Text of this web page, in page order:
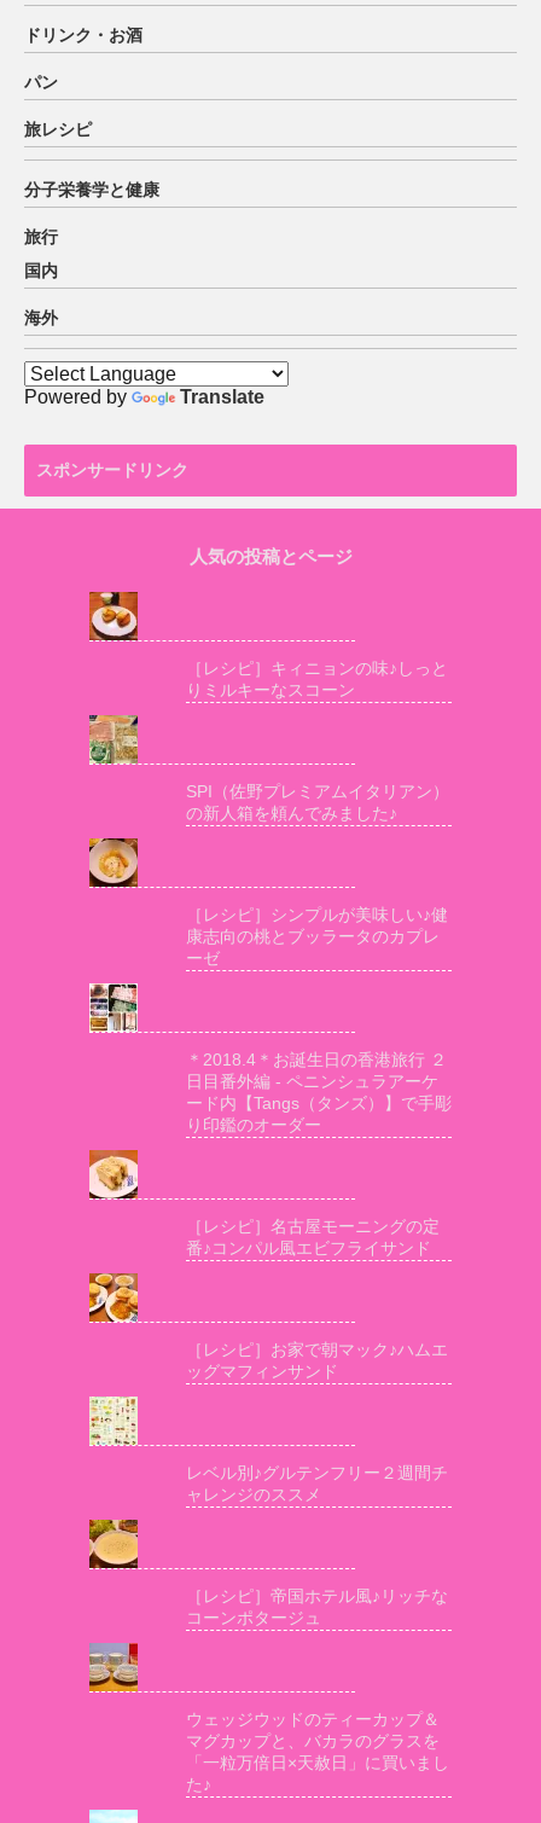
ドリンク・お酒
パン
旅レシピ
分子栄養学と健康
旅行
国内
海外
Powered by Translate
スポンサードリンク
人気の投稿とページ
［レシピ］キィニョンの味♪しっと
りミルキーなスコーン
SPI（佐野プレミアムイタリアン）
の新人箱を頼んでみました♪
［レシピ］シンプルが美味しい♪健
康志向の桃とブッラータのカプレ
ーゼ
＊2018.4＊お誕生日の香港旅行 ２
日目番外編 - ペニンシュラアーケ
ード内【Tangs（タンズ）】で手彫
り印鑑のオーダー
［レシピ］名古屋モーニングの定
番♪コンパル風エビフライサンド
［レシピ］お家で朝マック♪ハムエ
ッグマフィンサンド
レベル別♪グルテンフリー２週間チ
ャレンジのススメ
［レシピ］帝国ホテル風♪リッチな
コーンポタージュ
ウェッジウッドのティーカップ＆
マグカップと、バカラのグラスを
「一粒万倍日×天赦日」に買いまし
た♪